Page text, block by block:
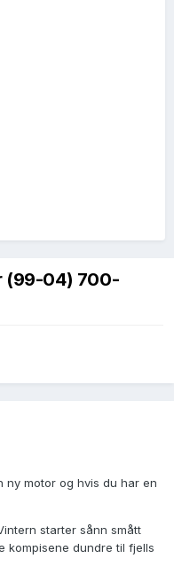
(99-04) 700-
ny motor og hvis du har en
starter sånn smått
kompisene dundre til fjells